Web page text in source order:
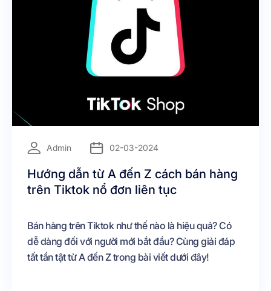
Admin 02-03-2024
Hướng dẫn từ A đến Z cách bán hàng
trên Tiktok nổ đơn liên tục
Bán hàng trên Tiktok như thế nào là hiệu quả? Có
dễ dàng đối với người mới bắt đầu? Cùng giải đáp
tất tần tật từ A đến Z trong bài viết dưới đây!